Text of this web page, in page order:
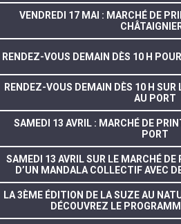
VENDREDI 17 MAI : MARCHÉ DE
RENDEZ-VOUS DEMAIN DÈS 10 H
RENDEZ-VOUS DEMAIN DÈS 10 H
AU PORT
SAMEDI 13 AVRIL : MARCHÉ DE
PORT
SAMEDI 13 AVRIL SUR LE MARCHÉ
D’UN MANDALA COLLECTIF AVEC
LA 3ÈME ÉDITION DE LA SUZE AU
DÉCOUVREZ LE